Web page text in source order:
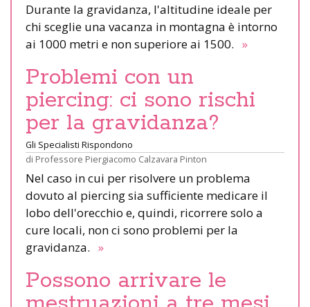
Durante la gravidanza, l'altitudine ideale per
chi sceglie una vacanza in montagna è intorno
ai 1000 metri e non superiore ai 1500. »
Problemi con un
piercing: ci sono rischi
per la gravidanza?
Gli Specialisti Rispondono
di Professore Piergiacomo Calzavara Pinton
Nel caso in cui per risolvere un problema
dovuto al piercing sia sufficiente medicare il
lobo dell'orecchio e, quindi, ricorrere solo a
cure locali, non ci sono problemi per la
gravidanza. »
Possono arrivare le